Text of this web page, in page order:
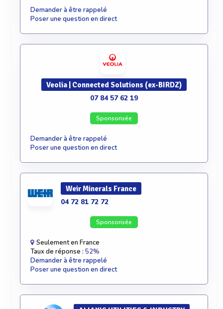
Demander à être rappelé
Poser une question en direct
Veolia | Connected Solutions (ex-BIRDZ)
07 84 57 62 19
Sponsorisée
Demander à être rappelé
Poser une question en direct
Weir Minerals France
04 72 81 72 72
Sponsorisée
Seulement en France
Taux de réponse : 52%
Demander à être rappelé
Poser une question en direct